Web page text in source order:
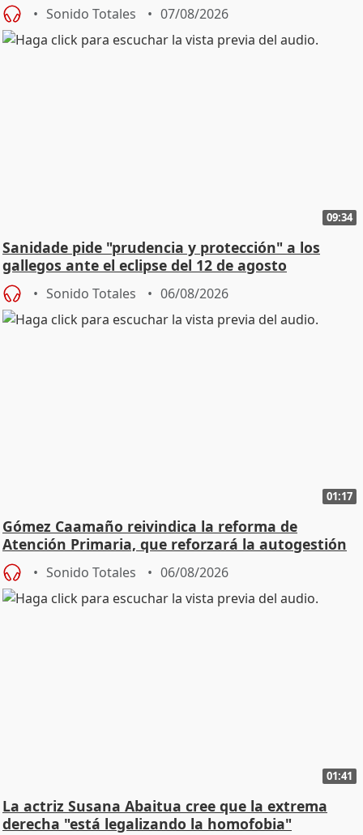
Sonido Totales 07/08/2026
09:34
Sanidade pide "prudencia y protección" a los
gallegos ante el eclipse del 12 de agosto
Sonido Totales 06/08/2026
01:17
Gómez Caamaño reivindica la reforma de
Atención Primaria, que reforzará la autogestión
Sonido Totales 06/08/2026
01:41
La actriz Susana Abaitua cree que la extrema
derecha "está legalizando la homofobia"